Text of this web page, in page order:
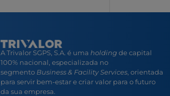
A Trivalor SGPS, S.A. é uma holding de capital
100% nacional, especializada no
segmento Business & Facility Services, orientada
para servir bem-estar e criar valor para o futuro
da sua empresa.